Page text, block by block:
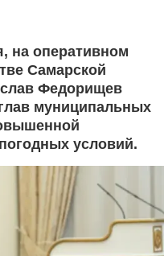
на оперативном
Самарской
Федорищев
муниципальных
условий.